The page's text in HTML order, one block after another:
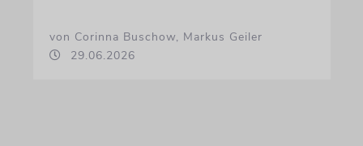
von Corinna Buschow, Markus Geiler
29.06.2026